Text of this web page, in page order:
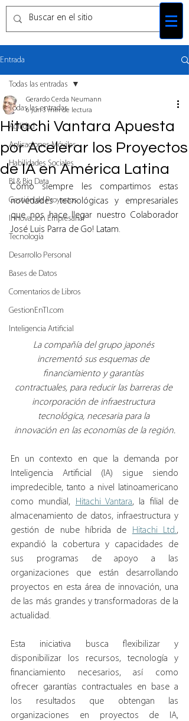
Entrada
Todas las entradas
Agilidad
Aplicaciones Móviles
Habilidades Sociales
BI & Big Data
Gestión de Proyectos
Innovación Empresarial
Tecnología
Desarrollo Personal
Bases de Datos
Comentarios de Libros
GestionEnTI.com
Inteligencia Artificial
Todas las entradas
Hitachi Vantara Apuesta
por Acelerar los Proyectos
de IA en América Latina
Gerardo Cerda Neumann
6 jun3 min de lectura
Como siempre les compartimos estas
novedades tecnológicas y empresariales
José Luis Parra de Go! Latam.
La compañía del grupo japonés
incrementó sus esquemas de
financiamiento y garantías
contractuales, para reducir las barreras de
incorporación de infraestructura
tecnológica, necesaria para la
innovación en las economías de la región.
En un contexto en que la demanda por
Inteligencia Artificial (IA) sigue siendo
impredecible, tanto a nivel latinoamericano
como mundial,
Hitachi Vantara, la filial de
almacenamiento de datos, infraestructura y
gestión de nube híbrida de
Hitachi Ltd.,
expandió la cobertura y capacidades de
sus programas de apoyo a las
organizaciones que están desarrollando
proyectos en esta área de innovación, una
de las más grandes y transformadoras de la
actualidad.
Esta iniciativa busca flexibilizar y
disponibilizar los recursos, tecnología y
financiamiento necesarios, así como
ofrecer garantías contractuales en base a
los resultados que obtengan las
organizaciones en proyectos de IA,